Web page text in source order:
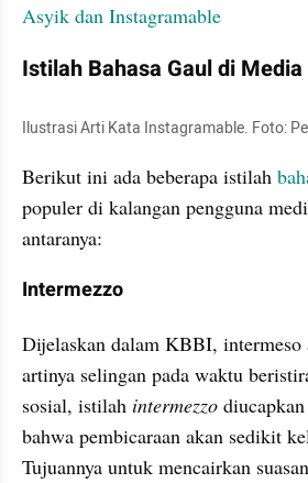
Asyik dan Instagramable
Istilah Bahasa Gaul di
Ilustrasi Arti Kata Instagramable. Foto:
Berikut ini ada beberapa istilah
populer di kalangan pengguna
antaranya:
Intermezzo
Dijelaskan dalam KBBI, intermeso
artinya selingan pada waktu
sosial, istilah intermezzo
bahwa pembicaraan akan sedikit
Tujuannya untuk mencairkan